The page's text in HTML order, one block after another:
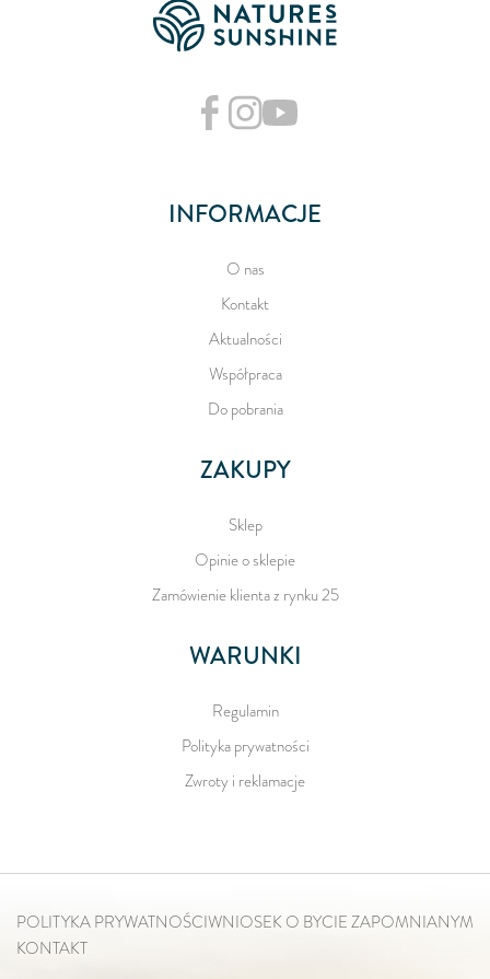
INFORMACJE
O nas
Kontakt
Aktualności
Współpraca
Do pobrania
ZAKUPY
Sklep
Opinie o sklepie
Zamówienie klienta z rynku 25
WARUNKI
Regulamin
Polityka prywatności
Zwroty i reklamacje
POLITYKA PRYWATNOŚCIWNIOSEK O BYCIE ZAPOMNIANYM
KONTAKT